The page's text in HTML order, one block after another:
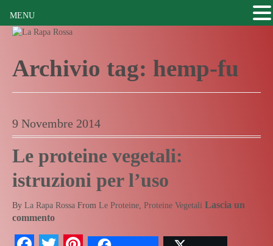
Archivio tag: hemp-fu
9 Novembre 2014
Le proteine vegetali:
istruzioni per l’uso
By La Rapa Rossa From Le Proteine, Proteine Vegetali Lascia un
commento
MENU